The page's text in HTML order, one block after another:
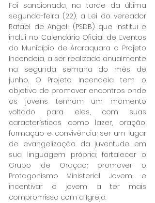
Foi sancionada, na tarde da última
segunda-feira (22), a Lei do vereador
Rafael de Angeli (PSDB) que institui e
inclui no Calendário Oficial de Eventos
do Município de Araraquara o Projeto
Incendeia, a ser realizado anualmente
na segunda semana do mês de
junho. O Projeto Incendeia tem o
objetivo de promover encontros onde
os jovens tenham um momento
voltado para eles, com suas
características como lazer, oração,
formação e convivência; ser um lugar
de evangelização da juventude em
sua linguagem própria; fortalecer o
Grupo de Oração; promover o
Protagonismo Ministerial Jovem; e
incentivar o jovem a ter mais
compromisso com a Igreja.